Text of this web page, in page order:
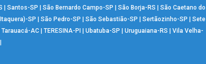
| Santos-SP | São Bernardo Campo-SP | São Borja-RS | São Caetano do
SP | São Pedro-SP | São Sebastião-SP | Sertãozinho-SP | Sete
Tarauacá-AC| TERESINA-PI | Ubatuba-SP | Uruguaiana-RS | Vila Velha-
|